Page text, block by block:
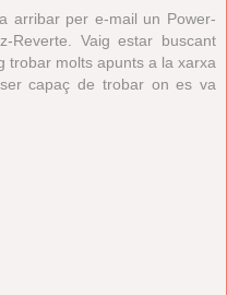
arribar per e-mail un Power-
Reverte. Vaig estar buscant
trobar molts apunts a la xarxa
capaç de trobar on es va